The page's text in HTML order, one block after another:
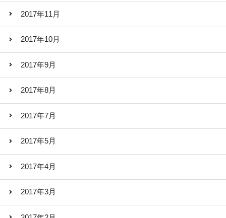
2017年11月
2017年10月
2017年9月
2017年8月
2017年7月
2017年5月
2017年4月
2017年3月